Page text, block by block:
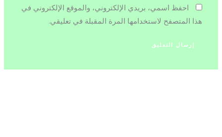
احفظ اسمي، بريدي الإلكتروني، والموقع الإلكتروني في
هذا المتصفح لاستخدامها المرة المقبلة في تعليقي.